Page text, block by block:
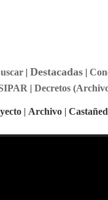
| Destacadas|
| Decretos
| Archivo |